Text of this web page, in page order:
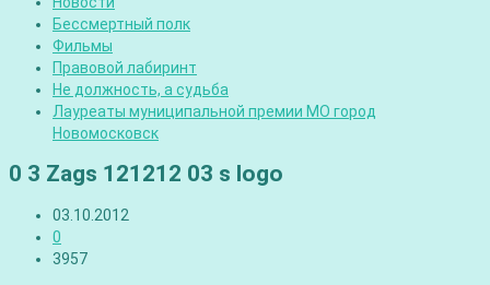
Бессмертный полк
Фильмы
Правовой лабиринт
Не должность, а судьба
Лауреаты муниципальной премии МО город
Новомосковск
0 3 Zags 121212 03 s logo
03.10.2012
0
3957